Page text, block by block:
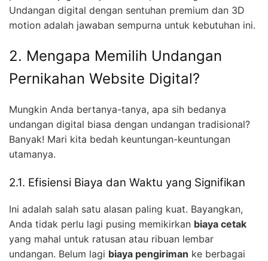
Undangan digital dengan sentuhan premium dan 3D
motion adalah jawaban sempurna untuk kebutuhan ini.
2. Mengapa Memilih Undangan
Pernikahan Website Digital?
Mungkin Anda bertanya-tanya, apa sih bedanya
undangan digital biasa dengan undangan tradisional?
Banyak! Mari kita bedah keuntungan-keuntungan
utamanya.
2.1. Efisiensi Biaya dan Waktu yang Signifikan
Ini adalah salah satu alasan paling kuat. Bayangkan,
Anda tidak perlu lagi pusing memikirkan biaya cetak
yang mahal untuk ratusan atau ribuan lembar
undangan. Belum lagi biaya pengiriman ke berbagai